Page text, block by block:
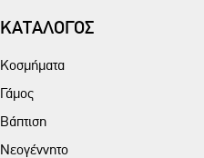
ΚΑΤΑΛΟΓΟΣ
Κοσμήματα
Γάμος
Βάπτιση
Νεογέννητο